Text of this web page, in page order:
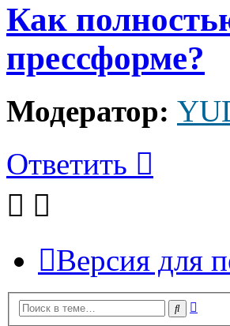
Как
прессформе?
Модератор:
Ответить
Версия для
Поиск